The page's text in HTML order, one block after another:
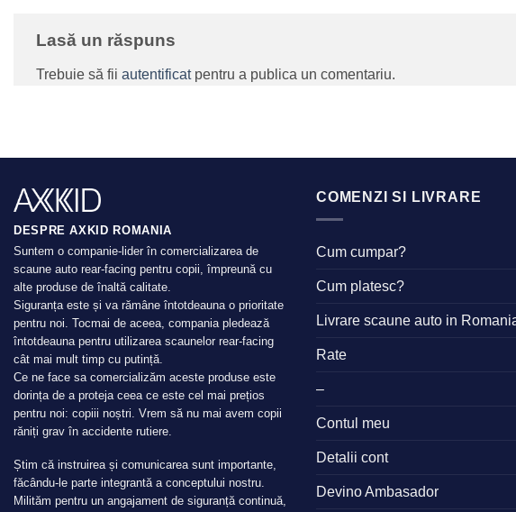
Lasă un răspuns
Trebuie să fii autentificatpentru a publica un comentariu.
DESPRE AXKID ROMANIA
Suntem o companie-lider în comercializarea de
scaune auto rear-facing pentru copii, împreună cu
alte produse de înaltă calitate.
Siguranța este și va rămâne întotdeauna o prioritate
pentru noi. Tocmai de aceea, compania pledează
întotdeauna pentru utilizarea scaunelor rear-facing
cât mai mult timp cu putință.
Ce ne face sa comercializăm aceste produse este
dorința de a proteja ceea ce este cel mai prețios
pentru noi: copiii noștri. Vrem să nu mai avem copii
răniți grav în accidente rutiere.
Știm că instruirea și comunicarea sunt importante,
făcându-le parte integrantă a conceptului nostru.
Milităm pentru un angajament de siguranță continuă,
COMENZI SI LIVRARE
Cum cumpar?
Cum platesc?
Livrare scaune auto in
Rate
–
Contul meu
Detalii cont
Devino Ambasador